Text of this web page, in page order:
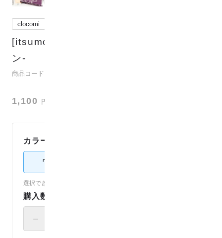
clocomi
[itsumo ハンカチ] ワニ柄 -アニマルタウ
ン-
商品コード：para-itsumo-0005-crocodile
1,100 円
カラー：
ワニ柄
選択できないカラーは売り切れです。（
購入数
－